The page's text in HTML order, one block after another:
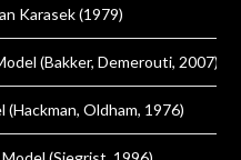
Karasek (1979)
(Bakker, Demerouti, 2007)
Oldham, 1976)